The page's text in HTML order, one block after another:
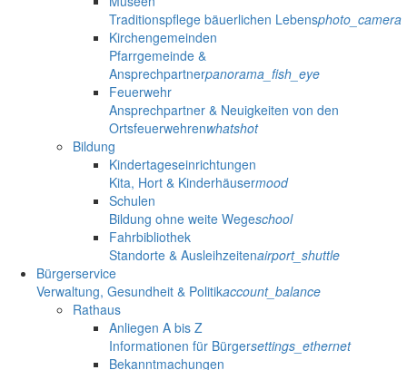
Traditionspflege bäuerlichen Lebensphoto_camera
Kirchengemeinden
Pfarrgemeinde &
Ansprechpartnerpanorama_fish_eye
Feuerwehr
Ansprechpartner & Neuigkeiten von den
Ortsfeuerwehrenwhatshot
Bildung
Kindertageseinrichtungen
Kita, Hort & Kinderhäusermood
Schulen
Bildung ohne weite Wegeschool
Fahrbibliothek
Standorte & Ausleihzeitenairport_shuttle
Bürgerservice
Verwaltung, Gesundheit & Politikaccount_balance
Rathaus
Anliegen A bis Z
Informationen für Bürgersettings_ethernet
Bekanntmachungen